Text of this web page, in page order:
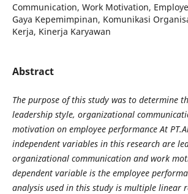
Communication, Work Motivation,
Gaya Kepemimpinan, Komunikasi
Kerja, Kinerja Karyawan
Abstract
The purpose of this study was to determine
leadership style, organizational
motivation on employee performance At
independent variables in this research are
organizational communication and work
dependent variable is the employee
analysis used in this study is multiple linear